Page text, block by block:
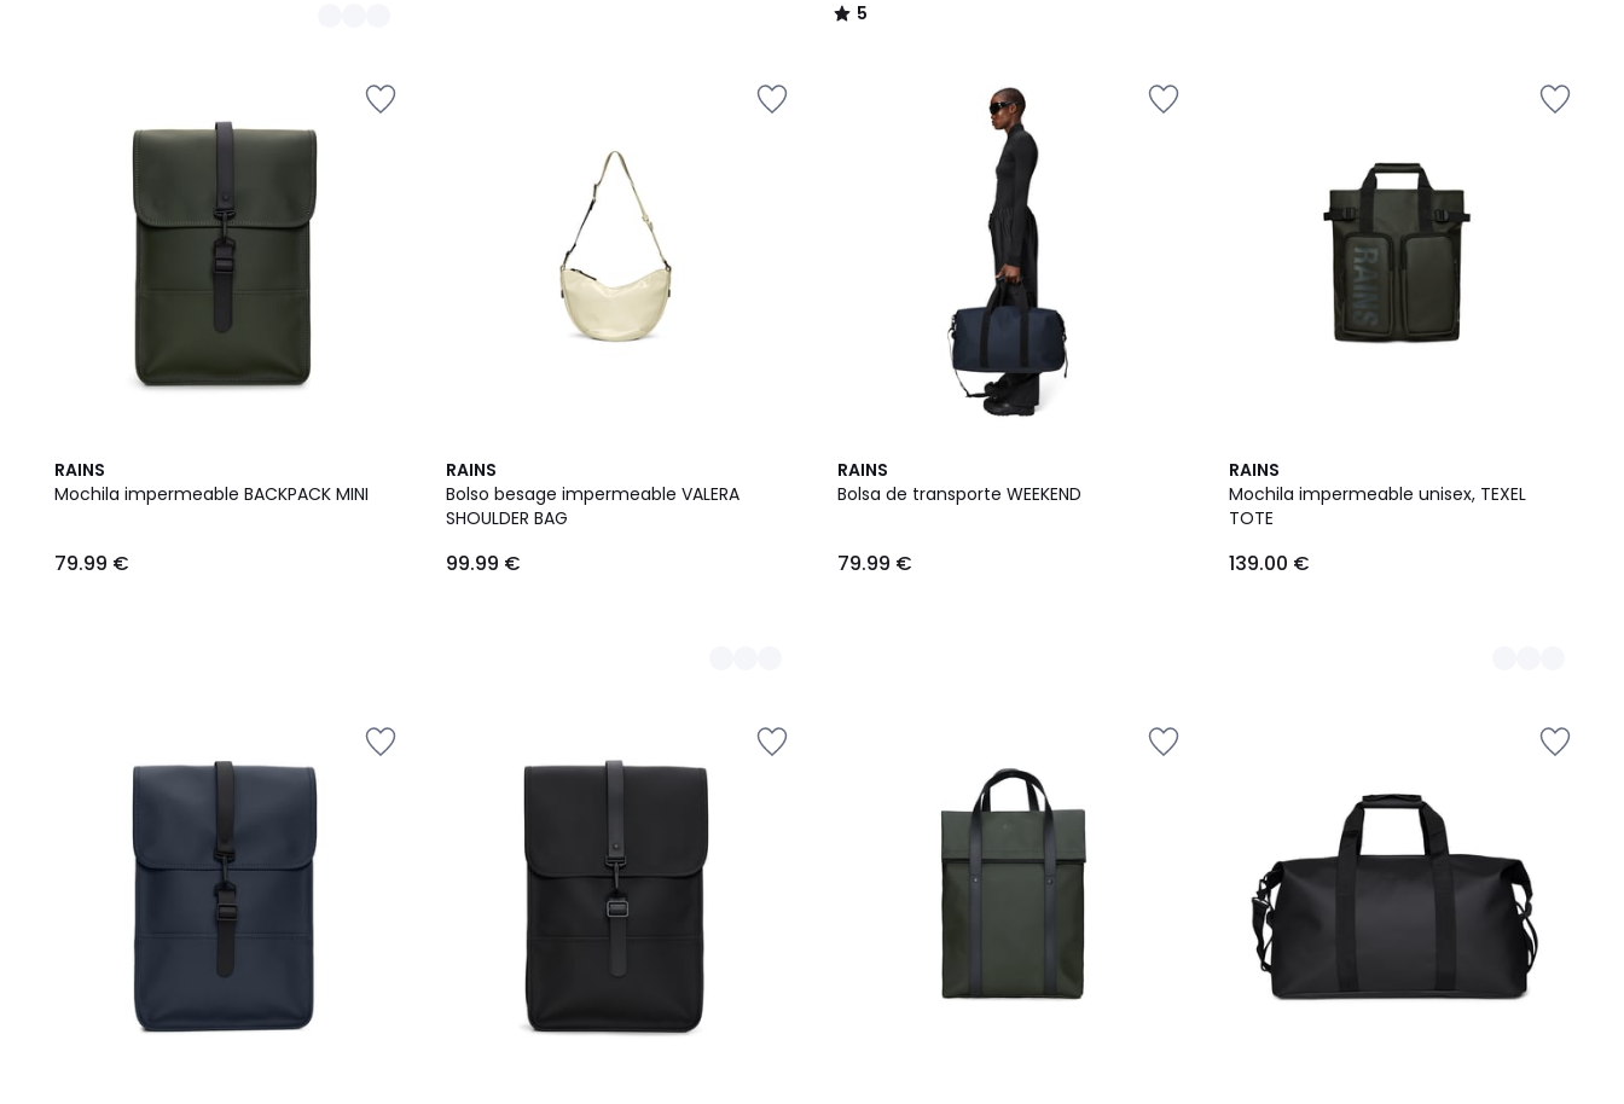
5
/
RAINS
Mochila impermeable BACKPACK MINI
79.99 €
RAINS
Bolso besage impermeable VALERA
SHOULDER BAG
99.99 €
2
Colores
RAINS
Bolsa de transporte WEEKEND
79.99 €
RAINS
Mochila impermeable unisex, TEXEL
TOTE
139.00 €
2
Colores